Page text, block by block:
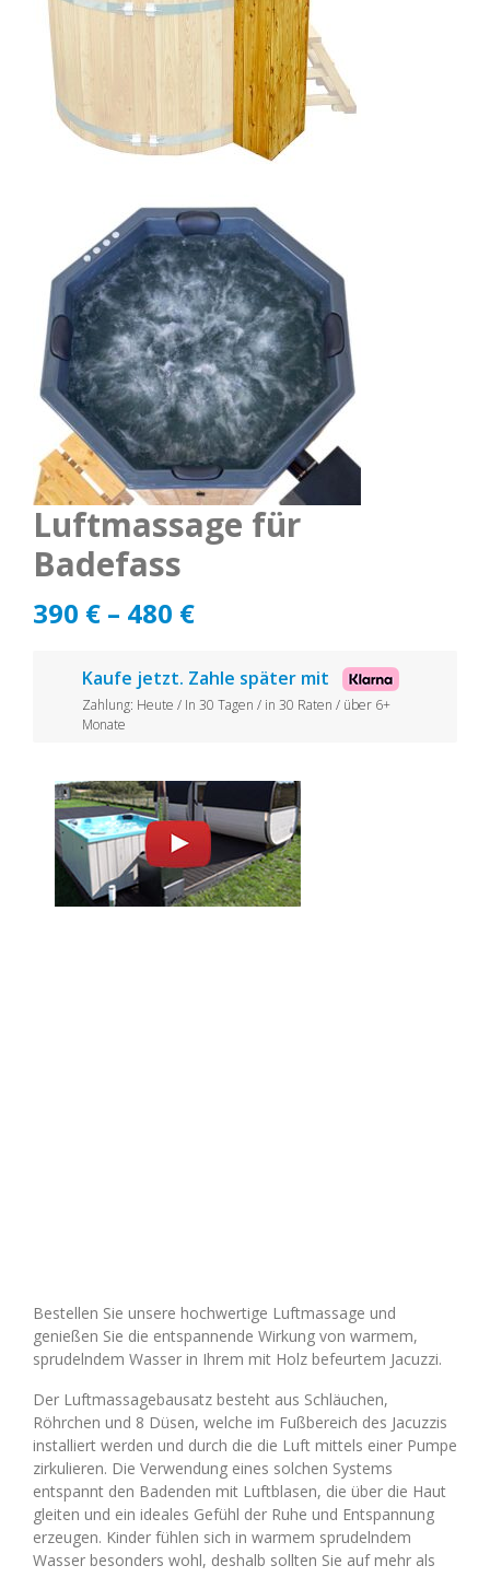
Luftmassage für
Badefass
390 € – 480 €Preisspanne:
bis
Kaufe jetzt. Zahle später mit
Zahlung: Heute / In 30 Tagen / in 30 Raten / über 6+
Monate
Bestellen Sie unsere hochwertige Luftmassage und
genießen Sie die entspannende Wirkung von warmem,
sprudelndem Wasser in Ihrem mit Holz befeurtem Jacuzzi.
Der Luftmassagebausatz besteht aus Schläuchen,
Röhrchen und 8 Düsen, welche im Fußbereich des Jacuzzis
installiert werden und durch die die Luft mittels einer Pumpe
zirkulieren. Die Verwendung eines solchen Systems
entspannt den Badenden mit Luftblasen, die über die Haut
gleiten und ein ideales Gefühl der Ruhe und Entspannung
erzeugen. Kinder fühlen sich in warmem sprudelndem
Wasser besonders wohl, deshalb sollten Sie auf mehr als